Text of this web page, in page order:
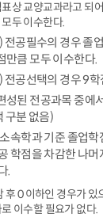
상 교양교과라고 되
두 이수한다.
공필수의 경우 졸업
만큼 모두 이수한다.
공선택의 경우 9
성된 전공과목 중에
구분 없음)
속학과 기준 졸업학
학점을 차감한 나
.
후 0 이하인 경우가 있
이수할 필요가 없다.